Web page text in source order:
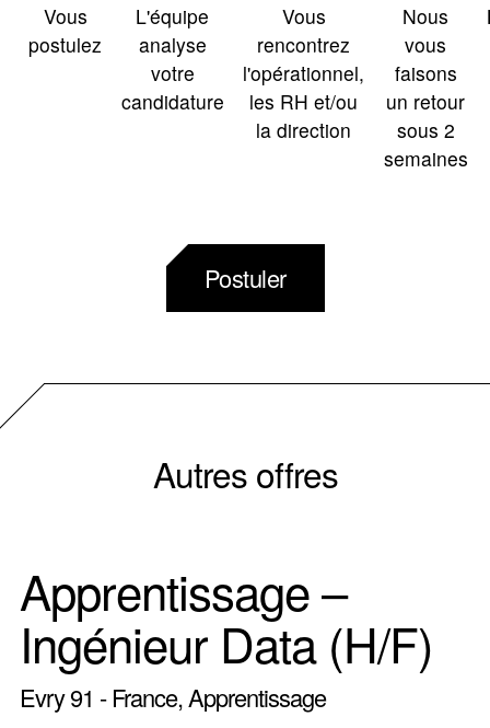
Vous
postulez
L'équipe
analyse
votre
candidature
Vous
rencontrez
l'opérationnel,
les RH et/ou
la direction
Nous
vous
faisons
un retour
sous 2
semaines
Postuler
Autres offres
Apprentissage –
Ingénieur Data (H/F)
Evry 91 - France, Apprentissage